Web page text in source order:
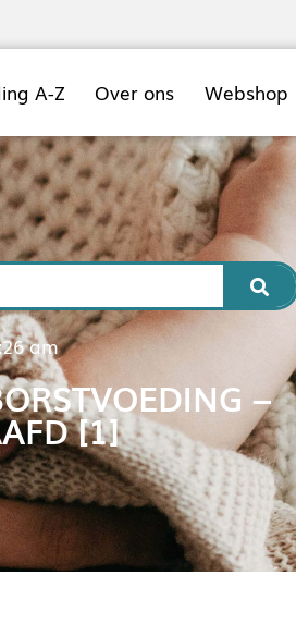
A-Z Over ons Webshop
am
–
[1]